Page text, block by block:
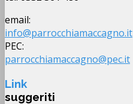
email:
info@parrocchiamaccagno.it
PEC:
parrocchiamaccagno@pec.it
Link
suggeriti